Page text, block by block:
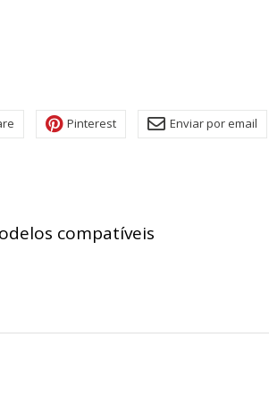
Pinterest Enviar por email
compatíveis
alguna áreas del sitio no funcionarán.
_evPromtCookies